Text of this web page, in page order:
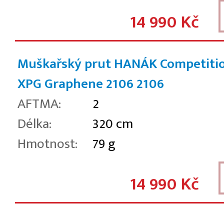
14 990 Kč
Muškařský prut HANÁK
XPG Graphene 21062106
AFTMA:
2
Délka:
320 cm
Hmotnost:
79 g
14 990 Kč